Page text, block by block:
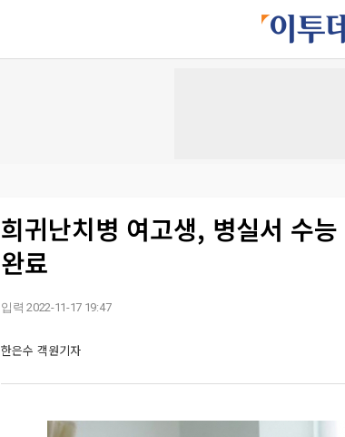
희귀난치병 여고생, 병실서 수
완료
입력 2022-11-17 19:47
한은수 객원기자